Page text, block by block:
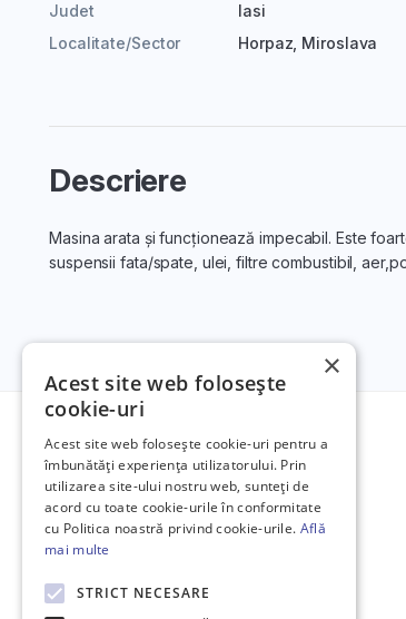
Judet
Iasi
Localitate/Sector
Horpaz, Miroslava
Descriere
Masina arata și funcționează impecabil. Este
suspensii fata/spate, ulei, filtre combustibil,
Platformă de anunțuri auto și licitații
auto online.
×
Acest site web folosește
cookie-uri
Acest site web folosește cookie-uri pentru a
îmbunătăți experiența utilizatorului. Prin
utilizarea site-ului nostru web, sunteți de
acord cu toate cookie-urile în conformitate
cu Politica noastră privind cookie-urile. Află
mai multe
STRICT NECESARE